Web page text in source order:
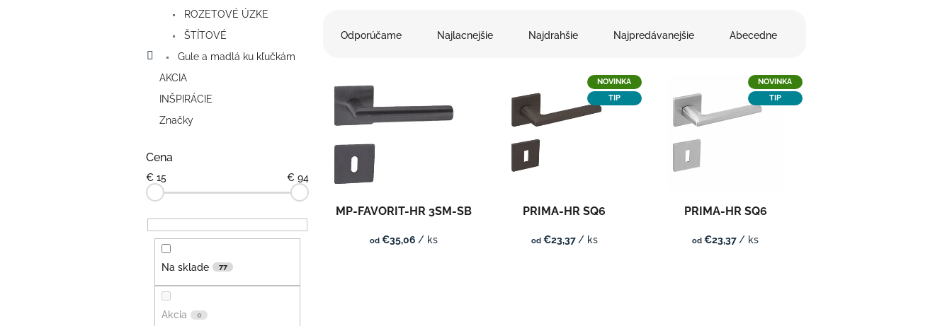
ROZETOVÉ ÚZKE
ŠTÍTOVÉ
Gule a madlá ku kľučkám
AKCIA
INŠPIRÁCIE
Značky
Cena
€ 15 € 94
Na sklade 77
Akcia 0
Odporúčame Najlacnejšie Najdrahšie Najpredávanejšie Abecedne
MP-FAVORIT-HR 3SM-SB
od€35,06 / ks
NOVINKA
TIP
PRIMA-HR SQ6
od€23,37 / ks
NOVINKA
TIP
PRIMA-HR SQ6
od €23,37 / ks